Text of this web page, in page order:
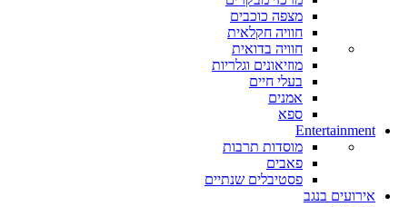
מצפה כוכבים
חוויה חקלאית
חוויה בדואית
מוזיאונים וגלריות
בעלי חיים
אמנים
ספא
Entertainment
מוסדות תרבות
פאבים
פסטיבלים שנתיים
אירועים בנגב